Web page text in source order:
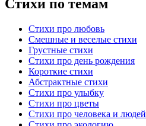
Стихи по темам
Стихи про любовь
Смешные и веселые стихи
Грустные стихи
Стихи про день рождения
Короткие стихи
Абстрактные стихи
Стихи про улыбку
Стихи про цветы
Стихи про человека и людей